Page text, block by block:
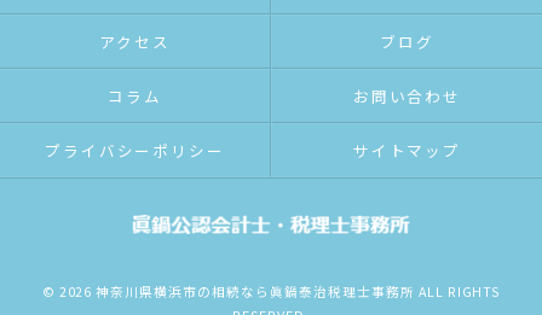
アクセス ブログ
コラム お問い合わせ
プライバシーポリシー サイトマップ
© 2026 神奈川県横浜市の相続なら眞鍋泰治税理士事務所 ALL RIGHTS